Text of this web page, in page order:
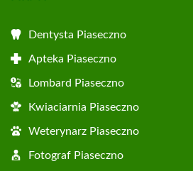
Dentysta Piaseczno
Apteka Piaseczno
Lombard Piaseczno
Kwiaciarnia Piaseczno
Weterynarz Piaseczno
Fotograf Piaseczno